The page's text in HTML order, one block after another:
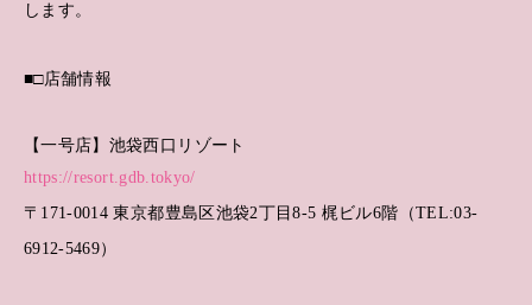
します。
■□店舗情報
【一号店】池袋西口リゾート
https://resort.gdb.tokyo/
〒171-0014 東京都豊島区池袋2丁目8-5 梶ビル6階（TEL:03-
6912-5469）